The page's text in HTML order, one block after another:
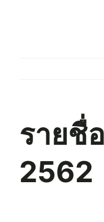
รายชื่
2562